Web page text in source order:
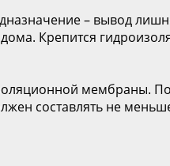
– вывод
Крепится
мембраны.
составлять не